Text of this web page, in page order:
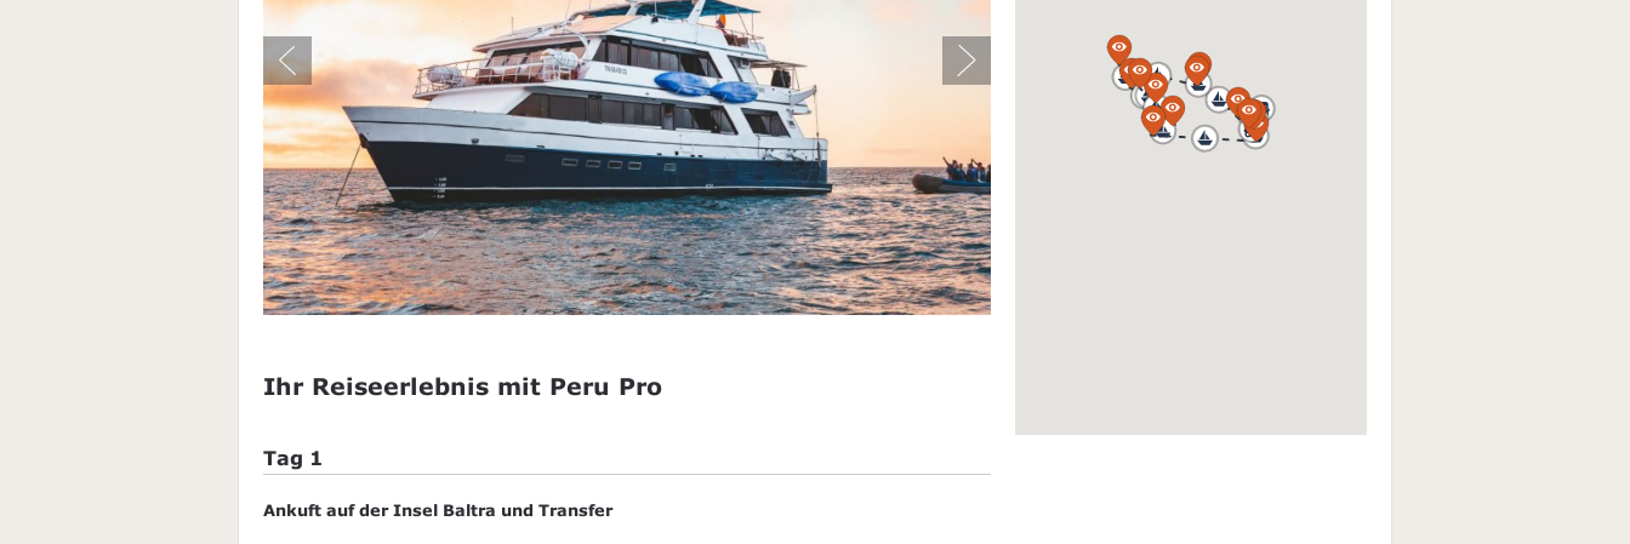
Ihr Reiseerlebnis mit Peru Pro
Tag 1
Ankuft auf der Insel Baltra und Transfer
a
a
a
a
a
a
a
a
a a
a
a